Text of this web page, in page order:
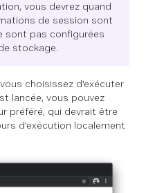
vous devrez quand
de session sont
sont pas configurées
stockage.
choisissez d'exécuter
lancée, vous pouvez
préféré, qui devrait être
d'exécution localement